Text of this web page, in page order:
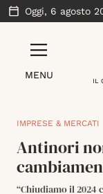
Oggi, 6 agosto
MENU
IL
IMPRESE & MERCATI
Antinori
“Chiudiamo il 2024